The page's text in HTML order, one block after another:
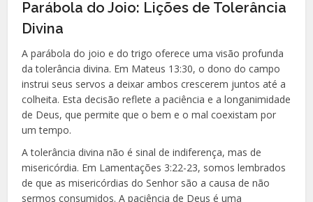
Parábola do Joio: Lições de Tolerância
Divina
A parábola do joio e do trigo oferece uma visão profunda
da tolerância divina. Em Mateus 13:30, o dono do campo
instrui seus servos a deixar ambos crescerem juntos até a
colheita. Esta decisão reflete a paciência e a longanimidade
de Deus, que permite que o bem e o mal coexistam por
um tempo.
A tolerância divina não é sinal de indiferença, mas de
misericórdia. Em Lamentações 3:22-23, somos lembrados
de que as misericórdias do Senhor são a causa de não
sermos consumidos. A paciência de Deus é uma